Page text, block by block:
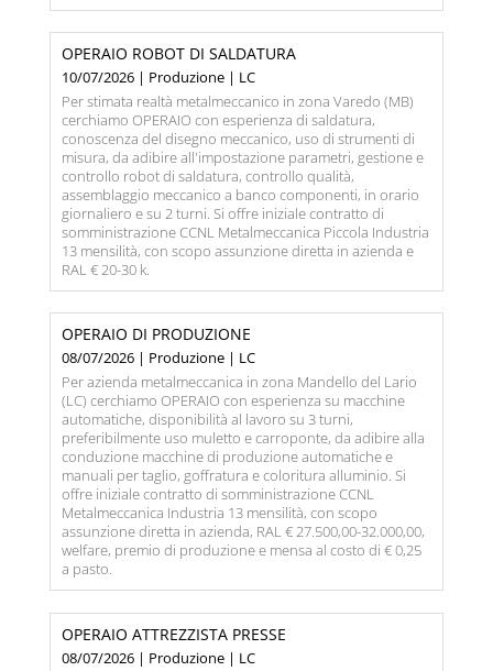
OPERAIO ROBOT DI SALDATURA
10/07/2026 | Produzione | LC
Per stimata realtà metalmeccanico in zona Varedo (MB)
cerchiamo OPERAIO con esperienza di saldatura,
conoscenza del disegno meccanico, uso di strumenti di
misura, da adibire all'impostazione parametri, gestione e
controllo robot di saldatura, controllo qualità,
assemblaggio meccanico a banco componenti, in orario
giornaliero e su 2 turni. Si offre iniziale contratto di
somministrazione CCNL Metalmeccanica Piccola Industria
13 mensilità, con scopo assunzione diretta in azienda e
RAL € 20-30 k.
OPERAIO DI PRODUZIONE
08/07/2026 | Produzione | LC
Per azienda metalmeccanica in zona Mandello del Lario
(LC) cerchiamo OPERAIO con esperienza su macchine
automatiche, disponibilità al lavoro su 3 turni,
preferibilmente uso muletto e carroponte, da adibire alla
conduzione macchine di produzione automatiche e
manuali per taglio, goffratura e coloritura alluminio. Si
offre iniziale contratto di somministrazione CCNL
Metalmeccanica Industria 13 mensilità, con scopo
assunzione diretta in azienda, RAL € 27.500,00-32.000,00,
welfare, premio di produzione e mensa al costo di € 0,25
a pasto.
OPERAIO ATTREZZISTA PRESSE
08/07/2026 | Produzione | LC